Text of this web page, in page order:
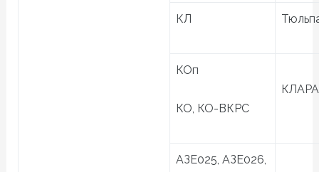
КЛ
КОп
КО, КО-ВКРС
КЛАРА
АЗЕ025, АЗЕ026,